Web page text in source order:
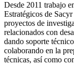
Desde 2011 trabajo
Estratégicos de
proyectos de
relacionados con
dando soporte
colaborando en la
técnicas, así como